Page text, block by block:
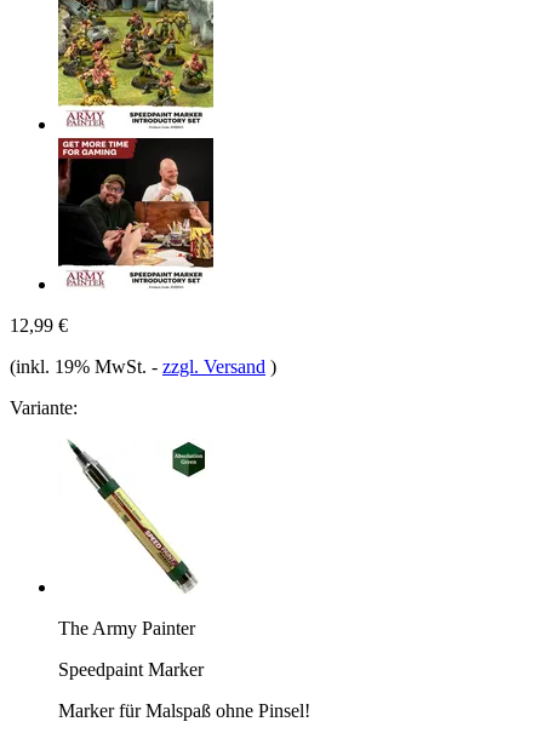
12,99 €
(inkl. 19% MwSt. - zzgl. Versand )
Variante:
The Army Painter
Speedpaint Marker
Marker für Malspaß ohne Pinsel!